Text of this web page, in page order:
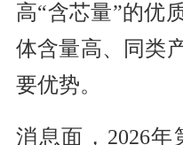
高“含芯量”的优
体含量高、同类
要优势。
消息面，2026年